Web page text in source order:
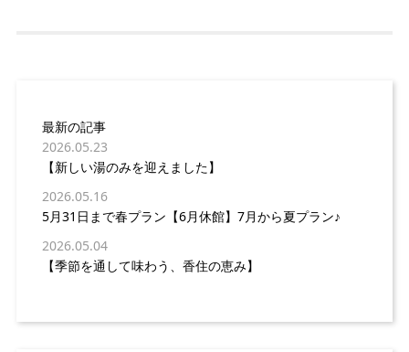
最新の記事
2026.05.23
【新しい湯のみを迎えました】
2026.05.16
5月31日まで春プラン【6月休館】7月から夏プラン♪
2026.05.04
【季節を通して味わう、香住の恵み】